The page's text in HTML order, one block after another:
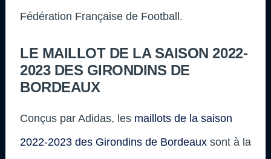
Fédération Française de Football.
LE MAILLOT DE LA SAISON 2022-
2023 DES GIRONDINS DE
BORDEAUX
Conçus par Adidas, les maillots de la saison
2022-2023 des Girondins de Bordeaux sont à la